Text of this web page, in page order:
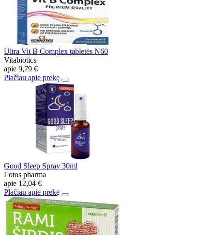
Ultra Vit B Complex tabletės N60
Vitabiotics
apie 9,79 €
Plačiau apie prekę
Good Sleep Spray 30ml
Lotos pharma
apie 12,04 €
Plačiau apie prekę